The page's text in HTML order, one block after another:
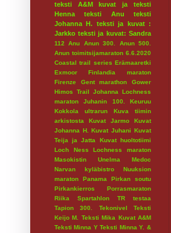
teksti A&M
kuvat ja teksti
Henna
teksti Anu
teksti
Johanna H. teksti ja kuvat :
Jarkko teksti ja kuvat: Sandra
112 Anu Anun 300.
Anun 500.
Anun toimitsijamaraton 6.6.2020
Coastal trail series Erämaaretki
Exmoor
Finlandia maraton
Firenze
Gent marathon
Gower
Himos Trail
Johanna Lochness
maraton
Juhanin 100.
Keuruu
Kokkola ultrarun
Kuva tiimin
arkistosta
Kuvat Jarmo
Kuvat
Johanna H.
Kuvat Juhani Kuvat
Teija ja Jatta
Kuvat huoltotiimi
Loch Ness
Lochness maraton
Masokistin Unelma
Medoc
Narvan kyläbistro
Nuuksion
maraton
Panama
Pirkan soutu
Pirkankierros
Porrasmaraton
Riika
Spartahlon
TR testaa
Tapion 300.
Tekonivel
Teksti
Keijo M.
Teksti Mika Kuvat A&M
Teksti Minna Y Teksti Minna Y. &